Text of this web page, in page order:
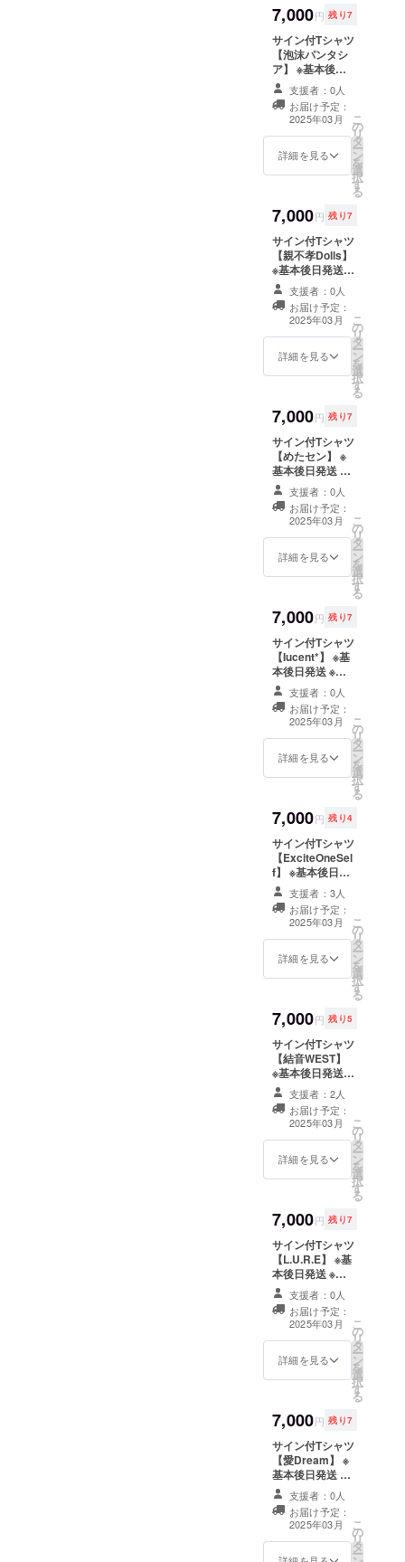
77 身幅 52 55
58 肩幅 46 50
54 袖丈 20 22
24 脇仕様 丸胴
仕様
7,000円 残り7
サイン付Tシャツ
【泡沫パンタシ
ア】 ※基本後日
発送 ※サイズ
M、L、XLのみ ※
宛名・コメント
の指定はできま
せん ※各アー
ティスト限定数
サイズNo. 03 04
77 身幅 52 55
58 肩幅 46 50
54 袖丈 20 22
24 脇仕様 丸胴
仕様
支援者：0人
お届け予定：
2025年03月
詳細を見る
こ
の
リ
タ
ー
ン
を
選
択
す
る
7,000円 残り7
サイン付Tシャツ
【親不孝Dolls】
※基本後日発送 ※
サイズM、L、
XLのみ ※宛名・
コメントの指定
はできません ※
各アーティスト
限定数 サイズ M
52 55 58 肩幅
46 50 54 袖丈
20 22 24 脇仕様
丸胴仕様
支援者：0人
お届け予定：
2025年03月
詳細を見る
こ
の
リ
タ
ー
ン
を
選
択
す
る
7,000円 残り7
サイン付Tシャツ
【めたセン】 ※
基本後日発送 ※
サイズM、L、
XLのみ ※宛名・
コメントの指定
はできません ※
各アーティスト
限定数 サイズ M
52 55 58 肩幅
46 50 54 袖丈
20 22 24 脇仕様
丸胴仕様
支援者：0人
お届け予定：
2025年03月
詳細を見る
こ
の
リ
タ
ー
ン
を
選
択
す
る
7,000円 残り7
サイン付Tシャツ
【Iucent*】 ※基
本後日発送 ※サ
イズM、L、XL
のみ ※宛名・コ
メントの指定は
できません ※各
アーティスト限
定数 サイズ M L
XL サイズNo. 03
55 58 肩幅 46
50 54 袖丈 20
22 24 脇仕様 丸
胴仕様
支援者：0人
お届け予定：
2025年03月
詳細を見る
こ
の
リ
タ
ー
ン
を
選
択
す
る
7,000円 残り4
サイン付Tシャツ
【ExciteOneSel
f】 ※基本後日発
送 ※サイズM、
L、XLのみ ※宛
名・コメントの
指定はできませ
ん ※各アーティ
スト限定数 サイ
幅 52 55 58 肩幅
46 50 54 袖丈
20 22 24 脇仕様
丸胴仕様
支援者：3人
お届け予定：
2025年03月
詳細を見る
こ
の
リ
タ
ー
ン
を
選
択
す
る
7,000円 残り5
サイン付Tシャツ
【結音WEST】
※基本後日発送 ※
サイズM、L、
XLのみ ※宛名・
コメントの指定
はできません ※
各アーティスト
限定数 サイズ M
52 55 58 肩幅
46 50 54 袖丈
20 22 24 脇仕様
丸胴仕様
支援者：2人
お届け予定：
2025年03月
詳細を見る
こ
の
リ
タ
ー
ン
を
選
択
す
る
7,000円 残り7
サイン付Tシャツ
【L.U.R.E】 ※基
本後日発送 ※サ
イズM、L、XL
のみ ※宛名・コ
メントの指定は
できません ※各
アーティスト限
定数 サイズ M L
XL サイズNo. 03
55 58 肩幅 46
50 54 袖丈 20
22 24 脇仕様 丸
胴仕様
支援者：0人
お届け予定：
2025年03月
詳細を見る
こ
の
リ
タ
ー
ン
を
選
択
す
る
7,000円 残り7
サイン付Tシャツ
【愛Dream】 ※
基本後日発送 ※
サイズM、L、
XLのみ ※宛名・
コメントの指定
はできません ※
各アーティスト
支援者：0人
お届け予定：
2025年03月
こ
の
リ
タ
ー